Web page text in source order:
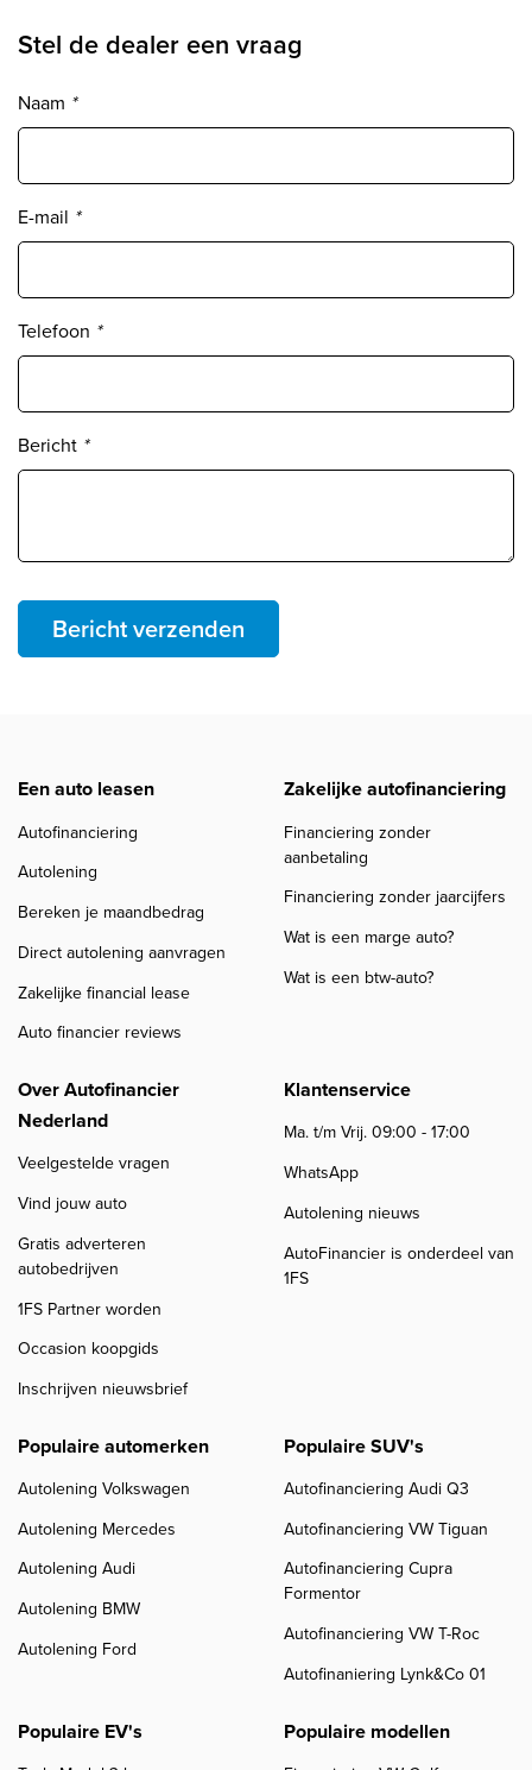
Stel de dealer een vraag
Naam *
E-mail *
Telefoon *
Bericht *
Bericht verzenden
Een auto leasen
Autofinanciering
Autolening
Bereken je maandbedrag
Direct autolening aanvragen
Zakelijke financial lease
Auto financier reviews
Zakelijke autofinanciering
Financiering zonder
aanbetaling
Financiering zonder jaarcijfers
Wat is een marge auto?
Wat is een btw-auto?
Over Autofinancier
Nederland
Veelgestelde vragen
Vind jouw auto
Gratis adverteren
autobedrijven
1FS Partner worden
Occasion koopgids
Inschrijven nieuwsbrief
Klantenservice
Ma. t/m Vrij. 09:00 - 17:00
WhatsApp
Autolening nieuws
AutoFinancier is onderdeel van
1FS
Populaire automerken
Autolening Volkswagen
Autolening Mercedes
Autolening Audi
Autolening BMW
Autolening Ford
Populaire SUV's
Autofinanciering Audi Q3
Autofinanciering VW Tiguan
Autofinanciering Cupra
Formentor
Autofinanciering VW T-Roc
Autofinaniering Lynk&Co 01
Populaire EV's Populaire modellen